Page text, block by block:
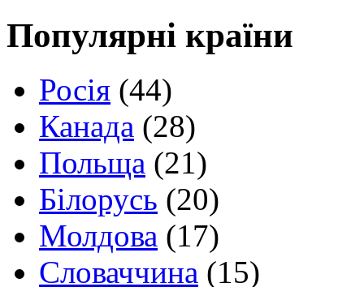
Популярні країни
Росія (44)
Канада (28)
Польща (21)
Білорусь (20)
Молдова (17)
Словаччина (15)